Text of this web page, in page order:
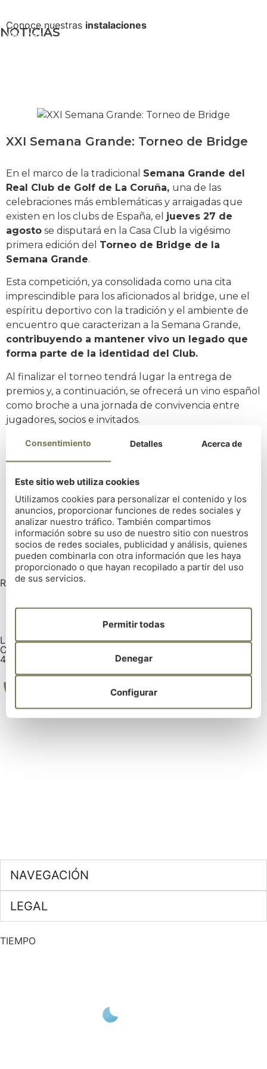
Conoce nuestras instalaciones
Ver más
NOTICIAS
XXI Semana Grande: Torneo de Bridge
En el marco de la tradicional Semana Grande del
Real Club de Golf de La Coruña, una de las
celebraciones más emblemáticas y arraigadas que
existen en los clubs de España, el jueves 27 de
agosto se disputará en la Casa Club la vigésimo
primera edición del Torneo de Bridge de la
Semana Grande.
Esta competición, ya consolidada como una cita
imprescindible para los aficionados al bridge, une el
espíritu deportivo con la tradición y el ambiente de
encuentro que caracterizan a la Semana Grande,
contribuyendo a mantener vivo un legado que
forma parte de la identidad del Club.
Al finalizar el torneo tendrá lugar la entrega de
premios y, a continuación, se ofrecerá un vino español
como broche a una jornada de convivencia entre
jugadores, socios e invitados.
Puede consultar el reglamento del torneo en el
XXI SEMANA GRANDE_BRIDGE
Volver
Compartir noticia
REAL CLUB DE GOLF DE LA CORUÑA
La Zapateira, s/n 15008 La Coruña
Coordenadas GPS:
43° 18' 14.5362" | -8° 25' 5.7282"
Tel: 981 28 52 00
NAVEGACIÓN
LEGAL
TIEMPO
Consentimiento Detalles Acerca de
Este sitio web utiliza cookies
Utilizamos cookies para personalizar el contenido y los
anuncios, proporcionar funciones de redes sociales y
analizar nuestro tráfico. También compartimos
información sobre su uso de nuestro sitio con nuestros
socios de redes sociales, publicidad y análisis, quienes
pueden combinarla con otra información que les haya
proporcionado o que hayan recopilado a partir del uso
de sus servicios.
Configurar
Denegar
Permitir todas